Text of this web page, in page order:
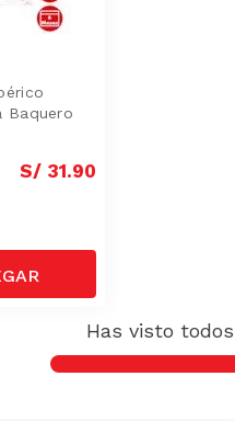
Baquero
S/ 31.90
Has visto